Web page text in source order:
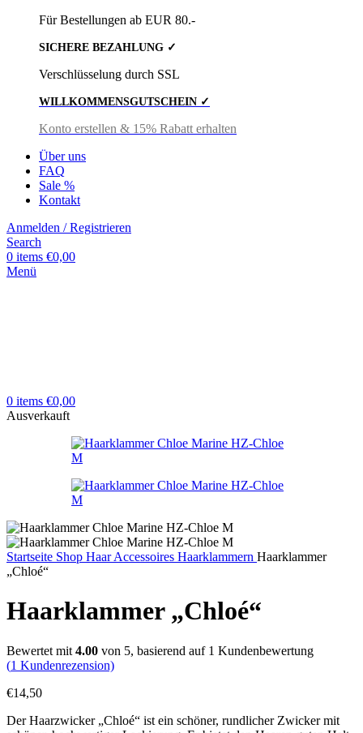
Für Bestellungen ab EUR 80.-
SICHERE BEZAHLUNG ✓
Verschlüsselung durch SSL
WILLKOMMENSGUTSCHEIN ✓
Konto erstellen & 15% Rabatt erhalten
Über uns
FAQ
Sale %
Kontakt
Anmelden / Registrieren
Search
0 items €0,00
Menü
0 items €0,00
Ausverkauft
Startseite Shop Haar Accessoires Haarklammern Haarklammer
„Chloé“
Haarklammer „Chloé“
Bewertet mit 4.00 von 5, basierend auf 1 Kundenbewertung
(1 Kundenrezension)
€14,50
Der Haarzwicker „Chloé“ ist ein schöner, rundlicher Zwicker mit